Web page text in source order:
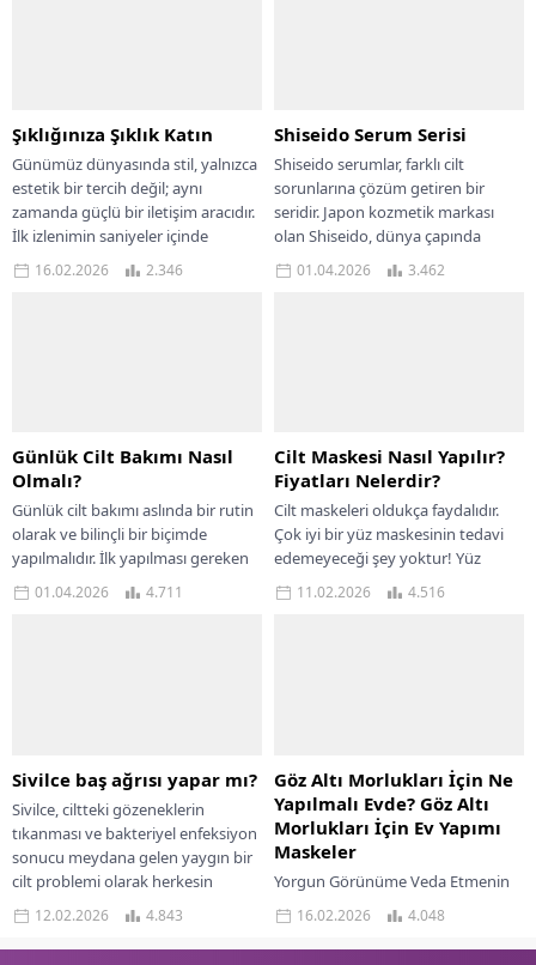
Şıklığınıza Şıklık Katın
Günümüz dünyasında stil, yalnızca
estetik bir tercih değil; aynı
zamanda güçlü bir iletişim aracıdır.
İlk izlenimin saniyeler içinde
oluştuğu bir...
16.02.2026 2.346
Shiseido Serum Serisi
Shiseido serumlar, farklı cilt
sorunlarına çözüm getiren bir
seridir. Japon kozmetik markası
olan Shiseido, dünya çapında
kaliteli bir marka olarak...
01.04.2026 3.462
Günlük Cilt Bakımı Nasıl
Olmalı?
Günlük cilt bakımı aslında bir rutin
olarak ve bilinçli bir biçimde
yapılmalıdır. İlk yapılması gereken
cilt tipinize, cilt sorunlarınıza ve...
01.04.2026 4.711
Cilt Maskesi Nasıl Yapılır?
Fiyatları Nelerdir?
Cilt maskeleri oldukça faydalıdır.
Çok iyi bir yüz maskesinin tedavi
edemeyeceği şey yoktur! Yüz
maskelerinin işteki berbat bir
günün stresini...
11.02.2026 4.516
Sivilce baş ağrısı yapar mı?
Sivilce, ciltteki gözeneklerin
tıkanması ve bakteriyel enfeksiyon
sonucu meydana gelen yaygın bir
cilt problemi olarak herkesin
hayatında en az bir...
12.02.2026 4.843
Göz Altı Morlukları İçin Ne
Yapılmalı Evde? Göz Altı
Morlukları İçin Ev Yapımı
Maskeler
Yorgun Görünüme Veda Etmenin
Doğal ve Etkili Yolları Göz altı
morlukları, hem kadınlarda hem
erkeklerde en sık karşılaşılan
16.02.2026 4.048